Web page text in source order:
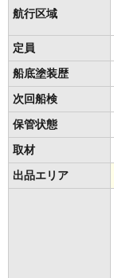
航行区域
定員
船底塗装歴
次回船検
保管状態
取材
出品エリア